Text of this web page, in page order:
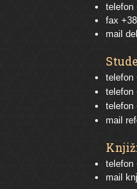
telefon
fax
mail
telefon
telefon
telefon
mail
telefon
mail